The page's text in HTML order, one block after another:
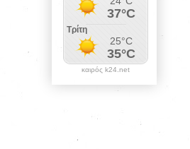
καιρός k24.net